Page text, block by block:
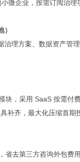
微企业，按需订阅治理
治理方案、数据资产管
块，采用 SaaS 按需付
补齐，最大化压缩首期
省去第三方咨询外包费用